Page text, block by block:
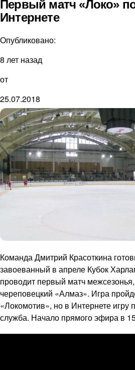
Первый матч «Локо»
Интернете
Опубликовано:
8 лет назад
от
25.07.2018
Команда Дмитрий Красоткина
завоеванный в апреле Кубок
проводит первый матч
череповецкий «Алмаз». Игра
«Локомотив», но в Интернете игру
служба. Начало прямого эфира в